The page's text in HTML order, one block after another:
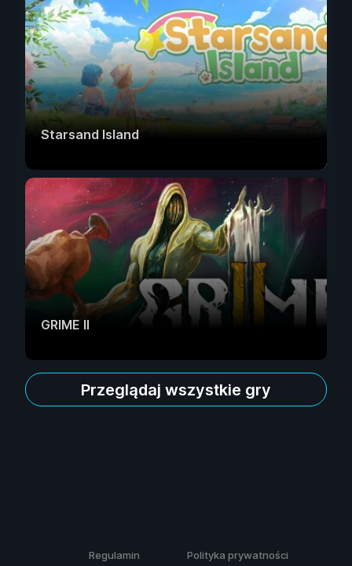
Starsand Island
GRIME II
Przeglądaj wszystkie gry
Regulamin Polityka prywatności